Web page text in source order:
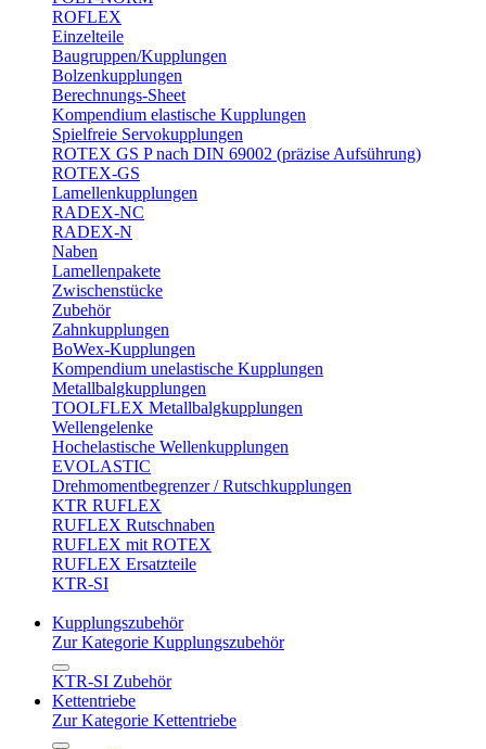
ROFLEX
Einzelteile
Baugruppen/Kupplungen
Bolzenkupplungen
Berechnungs-Sheet
Kompendium elastische Kupplungen
Spielfreie Servokupplungen
ROTEX GS P nach DIN 69002 (präzise Aufsührung)
ROTEX-GS
Lamellenkupplungen
RADEX-NC
RADEX-N
Naben
Lamellenpakete
Zwischenstücke
Zubehör
Zahnkupplungen
BoWex-Kupplungen
Kompendium unelastische Kupplungen
Metallbalgkupplungen
TOOLFLEX Metallbalgkupplungen
Wellengelenke
Hochelastische Wellenkupplungen
EVOLASTIC
Drehmomentbegrenzer / Rutschkupplungen
KTR RUFLEX
RUFLEX Rutschnaben
RUFLEX mit ROTEX
RUFLEX Ersatzteile
KTR-SI
Kupplungszubehör
Zur Kategorie Kupplungszubehör
KTR-SI Zubehör
Kettentriebe
Zur Kategorie Kettentriebe